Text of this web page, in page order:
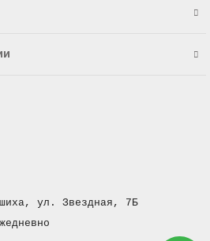
ул. Звездная, 7Б